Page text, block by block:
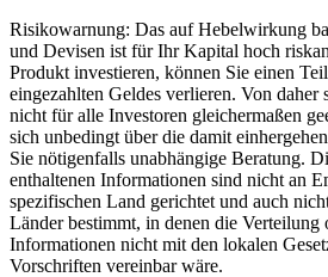
Risikowarnung: Das auf Hebelwirkung
und Devisen ist für Ihr Kapital hoch
Produkt investieren, können Sie einen
eingezahlten Geldes verlieren. Von
nicht für alle Investoren gleichermaßen
sich unbedingt über die damit
Sie nötigenfalls unabhängige Beratung.
enthaltenen Informationen sind nicht an
spezifischen Land gerichtet und auch
Länder bestimmt, in denen die Verteilung
Informationen nicht mit den lokalen
Vorschriften vereinbar wäre.